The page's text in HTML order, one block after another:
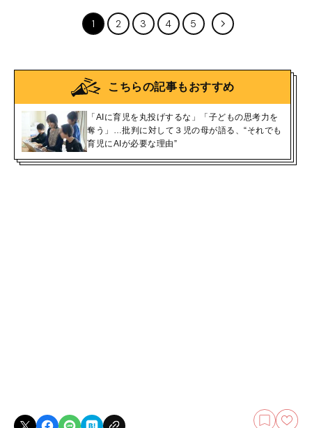
1 2 3 4 5
こちらの記事もおすすめ
「AIに育児を丸投げするな」「子どもの思考力を
奪う」…批判に対して３児の母が語る、“それでも
育児にAIが必要な理由”